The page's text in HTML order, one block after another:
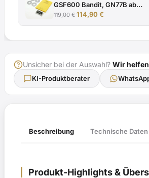
GSF600 Bandit, GN77B ab
Modelljahr 1995 ABE H008 mit
TÜV-Gutachten
119,00€ Ursprünglicher
114,90€
Unsicher bei der Auswahl? Wir
KI-Produktberater
Beschreibung Technische Daten
Produkt-Highlights &